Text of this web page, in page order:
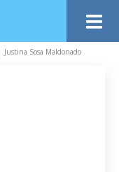
Justina Sosa Maldonado